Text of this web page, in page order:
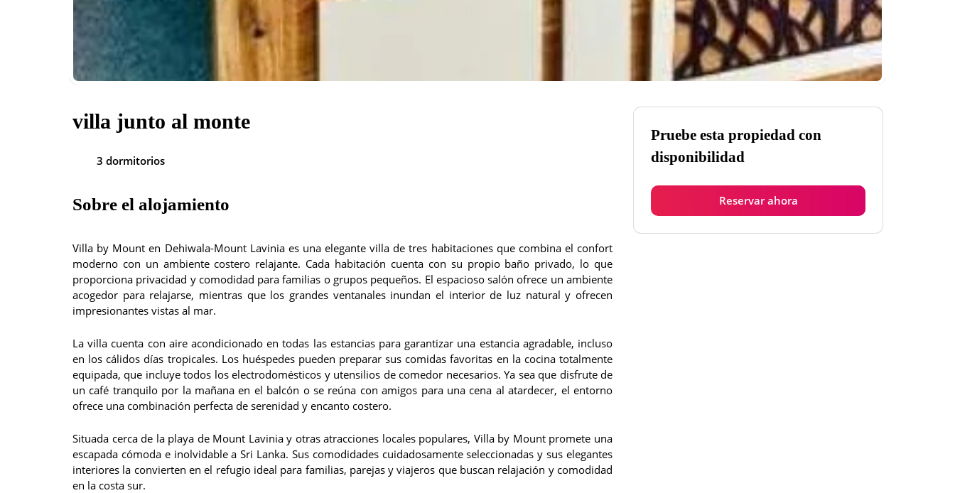
villa junto al monte
3 dormitorios
Sobre el alojamiento
Villa by Mount en Dehiwala-Mount Lavinia es una elegante villa de tres habitaciones que combina el confort
moderno con un ambiente costero relajante. Cada habitación cuenta con su propio baño privado, lo que
proporciona privacidad y comodidad para familias o grupos pequeños. El espacioso salón ofrece un ambiente
acogedor para relajarse, mientras que los grandes ventanales inundan el interior de luz natural y ofrecen
impresionantes vistas al mar.
La villa cuenta con aire acondicionado en todas las estancias para garantizar una estancia agradable, incluso
en los cálidos días tropicales. Los huéspedes pueden preparar sus comidas favoritas en la cocina totalmente
equipada, que incluye todos los electrodomésticos y utensilios de comedor necesarios. Ya sea que disfrute de
un café tranquilo por la mañana en el balcón o se reúna con amigos para una cena al atardecer, el entorno
ofrece una combinación perfecta de serenidad y encanto costero.
Situada cerca de la playa de Mount Lavinia y otras atracciones locales populares, Villa by Mount promete una
escapada cómoda e inolvidable a Sri Lanka. Sus comodidades cuidadosamente seleccionadas y sus elegantes
interiores la convierten en el refugio ideal para familias, parejas y viajeros que buscan relajación y comodidad
en la costa sur.
Pruebe esta propiedad con
disponibilidad
Reservar ahora